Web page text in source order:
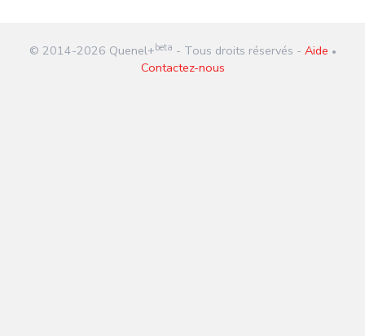
russe
américaine
Epstein
en
© 2014-2026 Quenel+ beta - Tous droits réservés - Aide •
Contactez-nous